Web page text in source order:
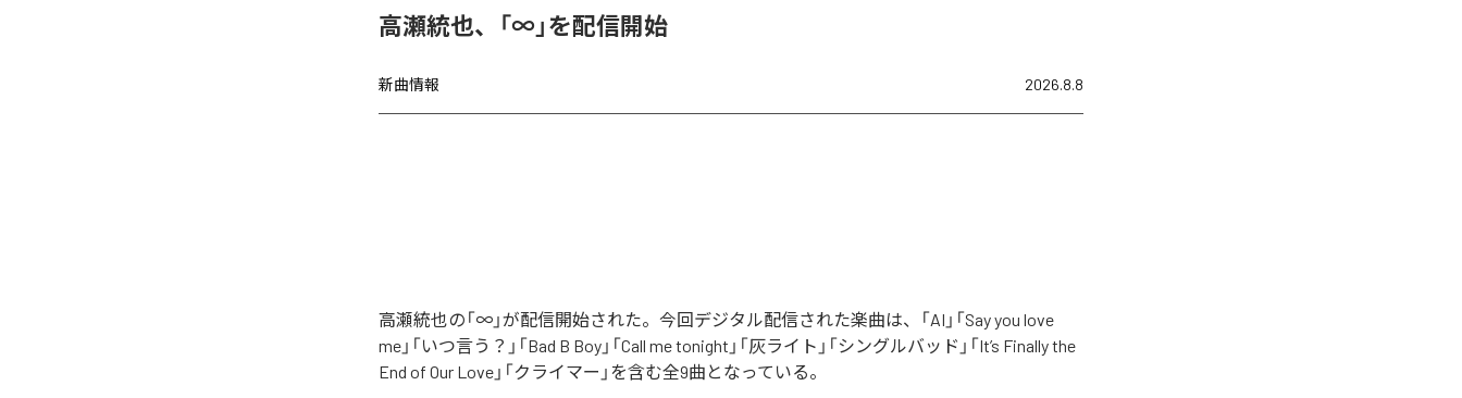
高瀬統也、「∞」を配信開始
新曲情報 2026.8.8
高瀬統也の「∞」が配信開始された。今回デジタル配信された楽曲は、「AI」「Say you love
me」「いつ言う？」「Bad B Boy」「Call me tonight」「灰ライト」「シングルバッド」「It’s Finally the
End of Our Love」「クライマー」を含む全9曲となっている。